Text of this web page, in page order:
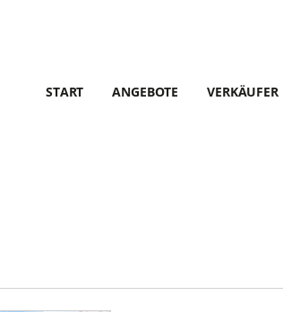
START ANGEBOTE VERKÄUFER